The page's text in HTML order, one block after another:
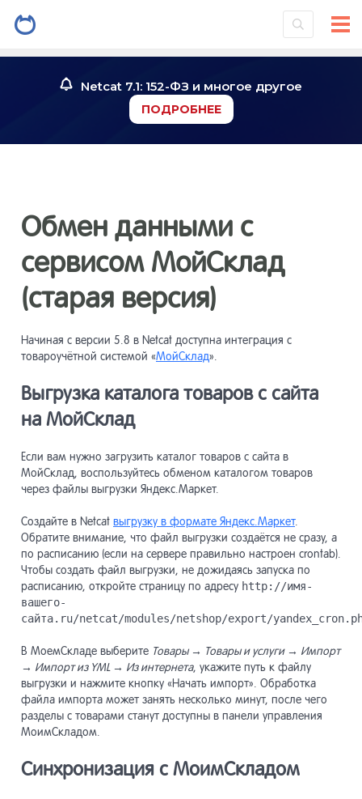
Netcat 7.1: 152-ФЗ и многое другое
ПОДРОБНЕЕ
Обмен данными с
сервисом МойСклад
(старая версия)
Начиная с версии 5.8 в Netcat доступна интеграция с
товароучётной системой «МойСклад».
Выгрузка каталога товаров с сайта
на МойСклад
Если вам нужно загрузить каталог товаров с сайта в
МойСклад, воспользуйтесь обменом каталогом товаров
через файлы выгрузки Яндекс.Маркет.
Создайте в Netcat выгрузку в формате Яндекс.Маркет.
Обратите внимание, что файл выгрузки создаётся не сразу, а
по расписанию (если на сервере правильно настроен crontab).
Чтобы создать файл выгрузки, не дожидаясь запуска по
расписанию, откройте страницу по адресу http://имя-
вашего-
сайта.ru/netcat/modules/netshop/export/
В МоемСкладе выберите Товары → Товары и услуги → Импорт
→ Импорт из YML → Из интернета, укажите путь к файлу
выгрузки и нажмите кнопку «Начать импорт». Обработка
файла импорта может занять несколько минут, после чего
разделы с товарами станут доступны в панели управления
МоимСкладом.
Синхронизация с МоимСкладом